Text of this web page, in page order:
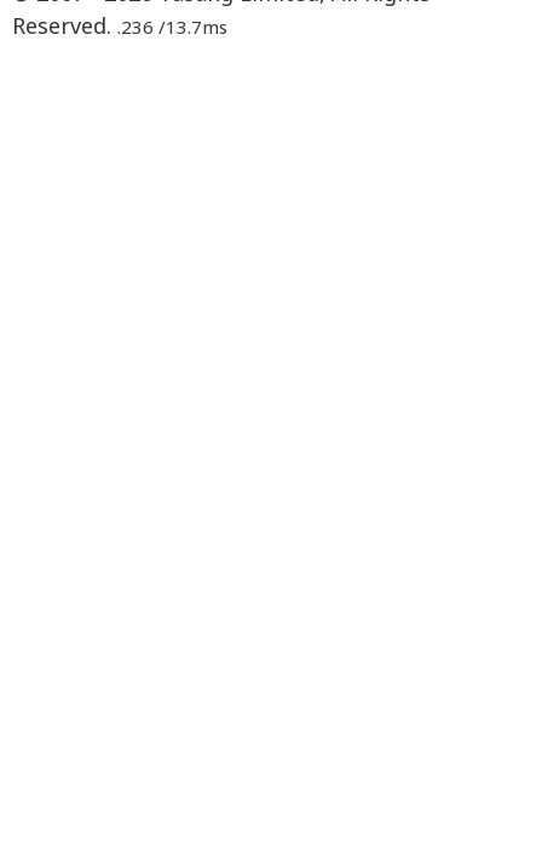
Reserved. .236 /13.7ms